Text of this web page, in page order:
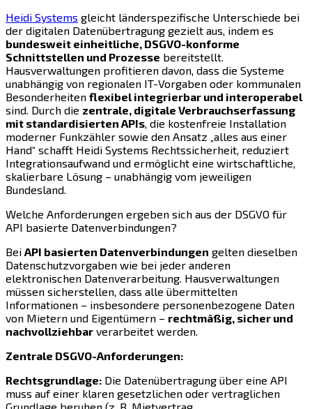
Heidi Systems gleicht länderspezifische Unterschiede bei
der digitalen Datenübertragung gezielt aus, indem es
bundesweit einheitliche, DSGVO-konforme
Schnittstellen und Prozesse bereitstellt.
Hausverwaltungen profitieren davon, dass die Systeme
unabhängig von regionalen IT-Vorgaben oder kommunalen
Besonderheiten flexibel integrierbar und interoperabel
sind. Durch die zentrale, digitale Verbrauchserfassung
mit standardisierten APIs, die kostenfreie Installation
moderner Funkzähler sowie den Ansatz „alles aus einer
Hand“ schafft Heidi Systems Rechtssicherheit, reduziert
Integrationsaufwand und ermöglicht eine wirtschaftliche,
skalierbare Lösung – unabhängig vom jeweiligen
Bundesland.
Welche Anforderungen ergeben sich aus der DSGVO für
API basierte Datenverbindungen?
Bei API basierten Datenverbindungen gelten dieselben
Datenschutzvorgaben wie bei jeder anderen
elektronischen Datenverarbeitung. Hausverwaltungen
müssen sicherstellen, dass alle übermittelten
Informationen – insbesondere personenbezogene Daten
von Mietern und Eigentümern – rechtmäßig, sicher und
nachvollziehbar verarbeitet werden.
Zentrale DSGVO-Anforderungen:
Rechtsgrundlage: Die Datenübertragung über eine API
muss auf einer klaren gesetzlichen oder vertraglichen